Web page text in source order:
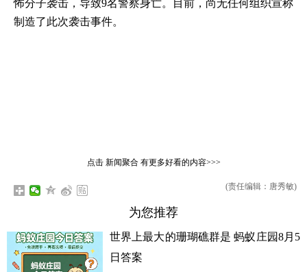
怖分子袭击，导致9名警察身亡。目前，尚无任何组织宣称
制造了此次袭击事件。
点击 新闻聚合有更多好看的内容>>>
(责任编辑：唐秀敏)
为您推荐
世界上最大的珊瑚礁群是 蚂蚁庄园8月5
日答案